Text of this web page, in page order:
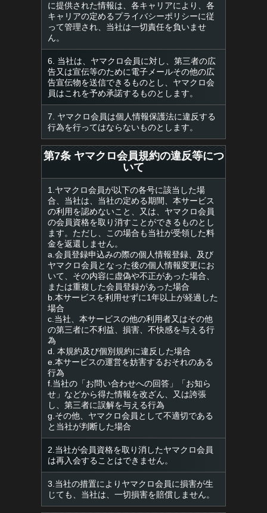
に提供された情報は、各キャリアにより、各
キャリアの定めるプライバシーポリシーに従
って管理され、当社は一切責任を負いませ
ん。
6. 当社は、ヤマクロ会員に対し、第三者の広
告又は宣伝等のために電子メールその他の広
告宣伝物を送信できるものとし、ヤマクロ会
員はこれを予め承諾するものとします。
7. ヤマクロ会員は個人情報保護法に違反する
行為を行ってはならないものとします。
第7条 ヤマクロ会員規約の違反等につ
いて
1.ヤマクロ会員が以下の各号に該当した場
合、当社は、当社の定める期間、本サービス
の利用を認めないこと、又は、ヤマクロ会員
の会員資格を取り消すことができるものとし
ます。ただし、この場合も当社が受領した料
金を返還しません。
a.会員登録申込みの際の個人情報登録、及び
ヤマクロ会員となった後の個人情報変更にお
いて、その内容に虚偽や不正があった場合、
または重複した会員登録があった場合
b.本サービスを利用せずに1年以上が経過した
場合
c.当社、本サービスの他の利用者又はその他
の第三者に不利益、損害、不快感を与える行
為
d. 本規約及び個別規約に違反した場合
e.本サービスの運営を妨害するおそれのある
行為
f.当社の「お問い合わせへの回答」「お知ら
せ」などから得た情報を改ざん、又は誇張
し、第三者に誤解を与える行為
g.その他、ヤマクロ会員として不適切である
と当社が判断した場合
2.当社が会員資格を取り消したヤマクロ会員
は再入会することはできません。
3.当社の措置によりヤマクロ会員に損害が生
じても、当社は、一切損害を賠償しません。